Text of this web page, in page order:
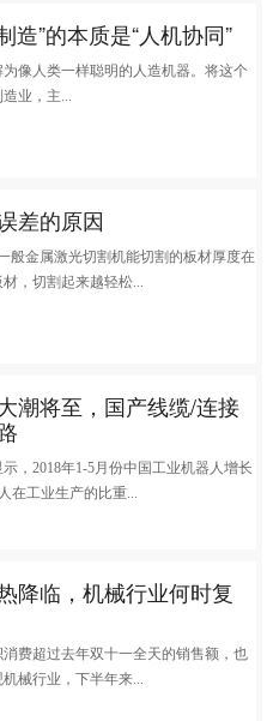
造”的本质是“人机协同”
像人类一样聪明的人造机器。将这个
业，主...
差的原因
般金属激光切割机能切割的板材厚度在
，切割起来越轻松...
潮将至，国产线缆/连接
，2018年1-5月份中国工业机器人增长
在工业生产的比重...
降临，机械行业何时复
费超过去年双十一全天的销售额，也
械行业，下半年来...